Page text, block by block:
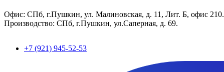
Офис: СПб, г.Пушкин, ул. Малиновская, д. 11, Лит. Б, офис 210.
Производство: СПб, г.Пушкин, ул.Саперная, д. 69.
+7 (921) 945-52-53